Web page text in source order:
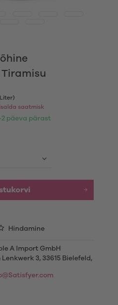
Tiramisu
saatmisk
2 päeva pärast
Hindamine
A Import GmbH
Lenkwerk 3, 33615 Bielefeld,